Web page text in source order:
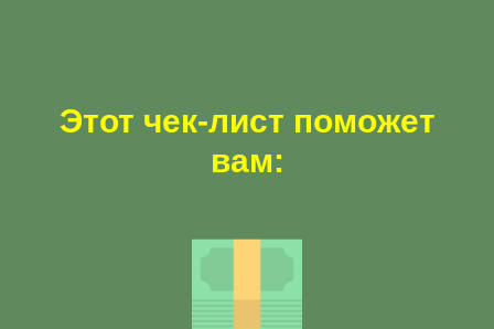
Этот чек-лист поможет
вам: